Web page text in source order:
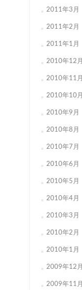
2011年3月
2011年2月
2011年1月
2010年12月
2010年11月
2010年10月
2010年9月
2010年8月
2010年7月
2010年6月
2010年5月
2010年4月
2010年3月
2010年2月
2010年1月
2009年12月
2009年11月